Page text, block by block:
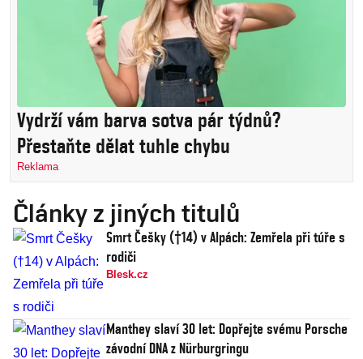
Vydrží vám barva sotva pár týdnů?
Přestaňte dělat tuhle chybu
Reklama
Články z jiných titulů
Smrt Češky (†14) v Alpách: Zemřela při túře s
rodiči
Blesk.cz
Manthey slaví 30 let: Dopřejte svému Porsche
závodní DNA z Nürburgringu